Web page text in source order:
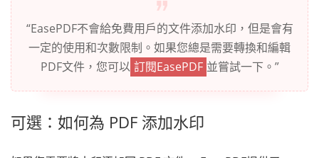
“EasePDF不會給免費用戶的文件添加水印，但是會有
一定的使用和次數限制。如果您總是需要轉換和編輯
PDF文件，您可以 訂閱EasePDF 並嘗試一下。”
可選：如何為 PDF 添加水印